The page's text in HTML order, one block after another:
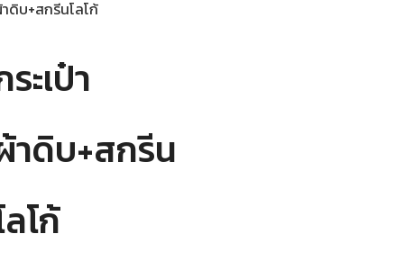
ดิบ+สกรีนโลโก้
ะเป๋า
าดิบ+สกรีน
ลโก้